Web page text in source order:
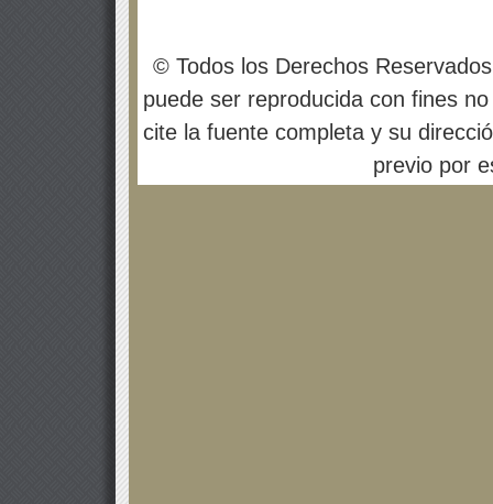
© Todos los Derechos
puede ser reproducida con fines
cite la fuente completa y su
previo por